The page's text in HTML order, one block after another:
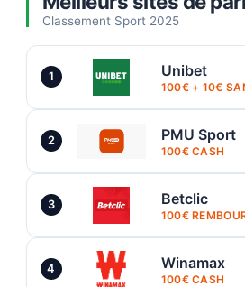
Classement Sport 2025
1 Unibet
100€ + 10€
2 PMU Sport
100€ CASH
3 Betclic
100€
4 Winamax
100€ CASH